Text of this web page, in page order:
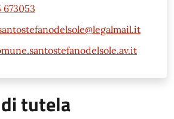
673053
tutela